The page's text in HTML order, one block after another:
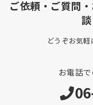
ご依頼・ご質問
どうぞお気軽
お電話